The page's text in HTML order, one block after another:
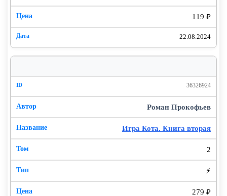
119 ₽
22.08.2024
36326924
Роман Прокофьев
Игра Кота. Книга вторая
2
⚡
279 ₽